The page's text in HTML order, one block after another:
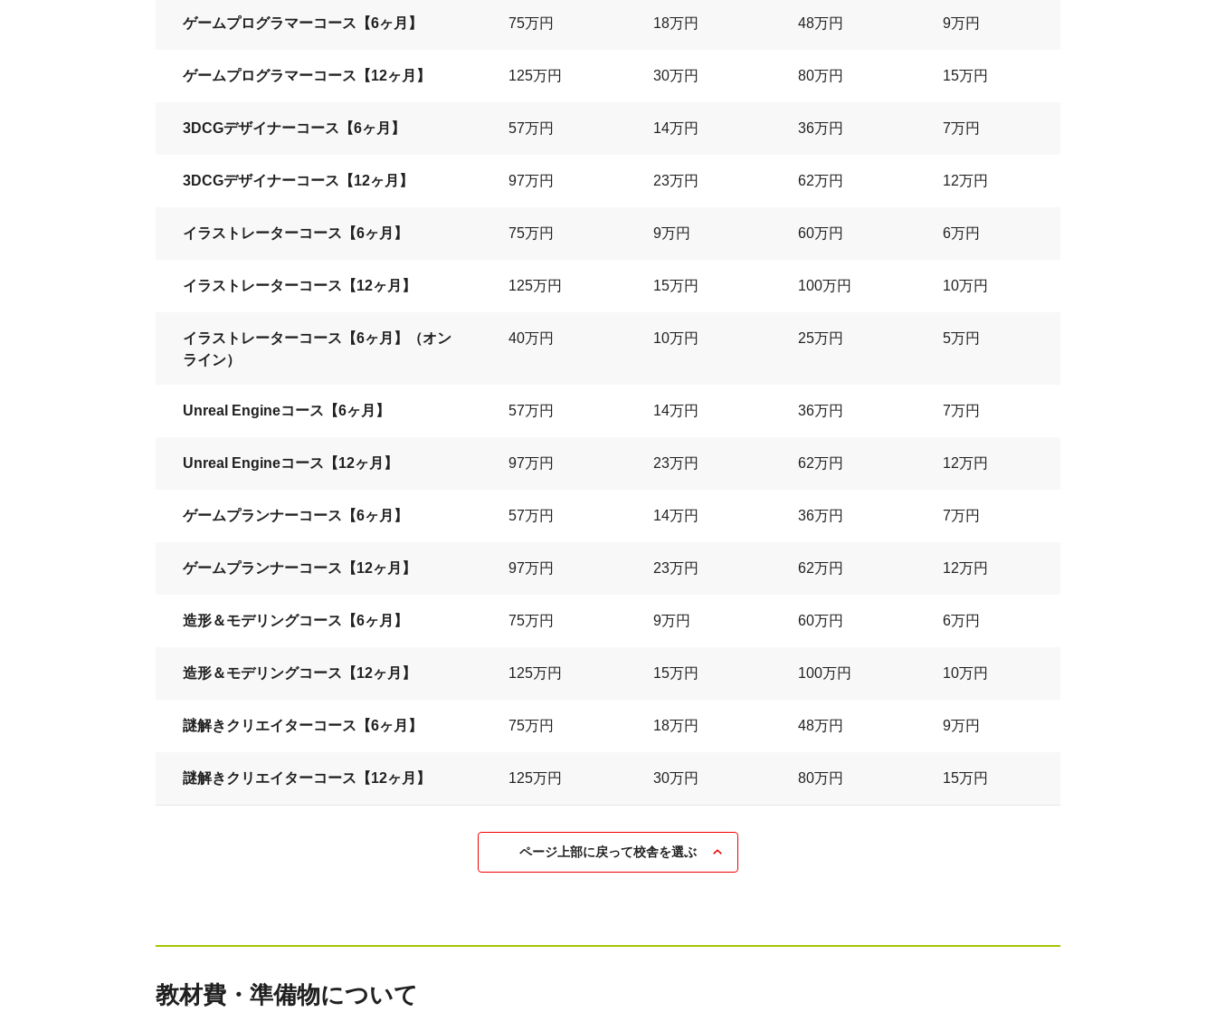
ゲームプログラマーコース【6ヶ月】 75万円 18万円 48万円 9万円
ゲームプログラマーコース【12ヶ月】 125万円 30万円 80万円 15万円
3DCGデザイナーコース【6ヶ月】 57万円 14万円 36万円 7万円
3DCGデザイナーコース【12ヶ月】 97万円 23万円 62万円 12万円
イラストレーターコース【6ヶ月】 75万円 9万円 60万円 6万円
イラストレーターコース【12ヶ月】 125万円 15万円 100万円 10万円
イラストレーターコース【6ヶ月】（オン
ライン）
40万円 10万円 25万円 5万円
Unreal Engineコース【6ヶ月】 57万円 14万円 36万円 7万円
Unreal Engineコース【12ヶ月】 97万円 23万円 62万円 12万円
ゲームプランナーコース【6ヶ月】 57万円 14万円 36万円 7万円
ゲームプランナーコース【12ヶ月】 97万円 23万円 62万円 12万円
造形＆モデリングコース【6ヶ月】 75万円 9万円 60万円 6万円
造形＆モデリングコース【12ヶ月】 125万円 15万円 100万円 10万円
謎解きクリエイターコース【6ヶ月】 75万円 18万円 48万円 9万円
謎解きクリエイターコース【12ヶ月】 125万円 30万円 80万円 15万円
ページ上部に戻って校舎を選ぶ
教材費・準備物について